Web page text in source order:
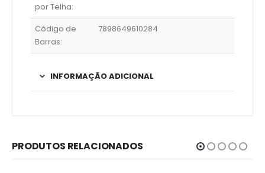
por Telha:
Código de
Barras:
7898649610284
INFORMAÇÃO ADICIONAL
PRODUTOS RELACIONADOS